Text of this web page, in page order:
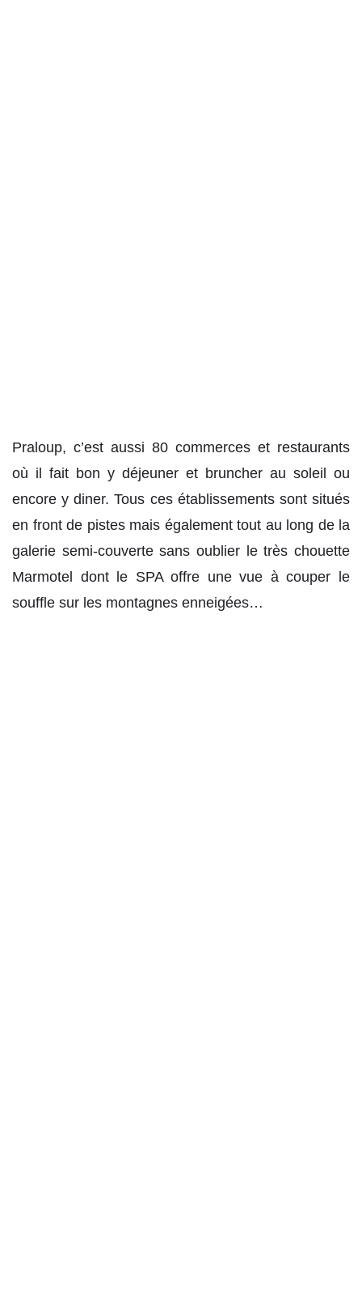
Praloup, c’est aussi 80 commerces et restaurants
où il fait bon y déjeuner et bruncher au soleil ou
encore y diner. Tous ces établissements sont situés
en front de pistes mais également tout au long de la
galerie semi-couverte sans oublier le très chouette
Marmotel dont le SPA offre une vue à couper le
souffle sur les montagnes enneigées…